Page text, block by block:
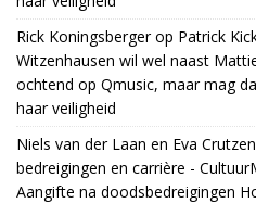
Rick Koningsbergerop Patrick
Witzenhausen wil wel naast
ochtend op Qmusic, maar mag
haar veiligheid
Niels van der Laan en Eva
bedreigingen en carrière -
Aangifte na doodsbedreigingen